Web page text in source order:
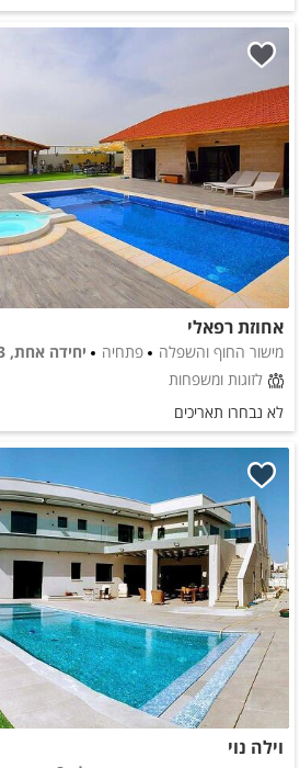
אחוזת רפאלי
מישור החוף והשפלה פתחיה
יחידה אחת, 3 חדרים
לזוגות ומשפחות
לא נבחרו תאריכים
וילה נוי